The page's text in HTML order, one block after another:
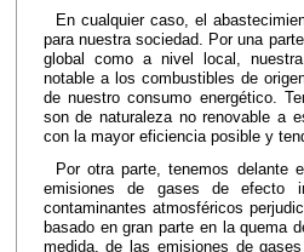
En cualquier caso, el
para nuestra sociedad. Por una
global como a nivel local,
notable a los combustibles de
de nuestro consumo energético.
son de naturaleza no renovable a
con la mayor eficiencia posible y
Por otra parte, tenemos delante
emisiones de gases de efecto
contaminantes atmosféricos
basado en gran parte en la quema
medida, de las emisiones de